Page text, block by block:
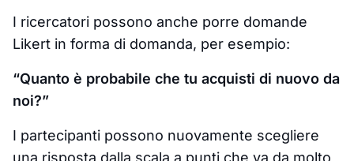
I ricercatori possono anche porre domande
Likert in forma di domanda, per esempio:
“Quanto è probabile che tu acquisti di nuovo da
noi?”
I partecipanti possono nuovamente scegliere